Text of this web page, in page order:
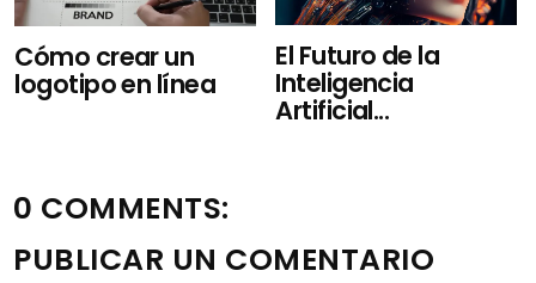
Cómo crear un
logotipo en línea
El Futuro de la
Inteligencia
Artificial...
0 COMMENTS:
PUBLICAR UN COMENTARIO